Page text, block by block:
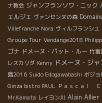
ナ教会 ジャンフランソワ・ニック
ェルジェ ヴァンセンヌの森
Villefranche Nora ヴィルフランシュ
Groupe Tour Vendange2018
ゴナ ドメーヌ・パット・ルー 竹富
レスカリダ Kenny ドメーヌ・ジ
島2016 Suido Edogawabashi ボジ
Ginza bistro PAUL Ｐａｓｃａｌ Ｃ
Mr.Kamata レイヨン川 Alain Allier